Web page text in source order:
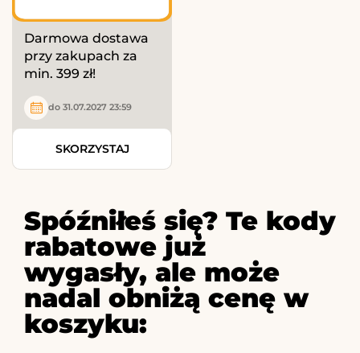
Darmowa dostawa
przy zakupach za
min. 399 zł!
do 31.07.2027 23:59
SKORZYSTAJ
Spóźniłeś się? Te kody
rabatowe już
wygasły, ale może
nadal obniżą cenę w
koszyku: